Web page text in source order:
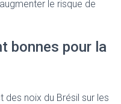
le risque de
bonnes pour la
des noix du Brésil sur les